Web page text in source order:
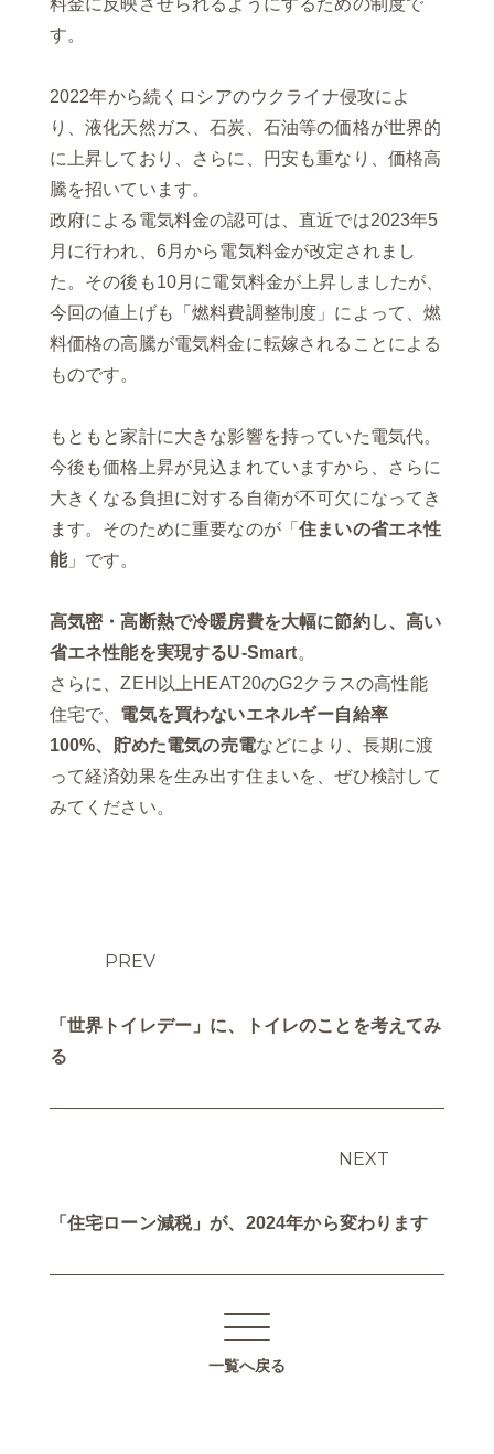
料金に反映させられるようにするための制度で
す。
2022年から続くロシアのウクライナ侵攻によ
り、液化天然ガス、石炭、石油等の価格が世界的
に上昇しており、さらに、円安も重なり、価格高
騰を招いています。
政府による電気料金の認可は、直近では2023年5
月に行われ、6月から電気料金が改定されまし
た。その後も10月に電気料金が上昇しましたが、
今回の値上げも「燃料費調整制度」によって、燃
料価格の高騰が電気料金に転嫁されることによる
ものです。
もともと家計に大きな影響を持っていた電気代。
今後も価格上昇が見込まれていますから、さらに
大きくなる負担に対する自衛が不可欠になってき
ます。そのために重要なのが「住まいの省エネ性
能」です。
高気密・高断熱で冷暖房費を大幅に節約し、高い
省エネ性能を実現するU-Smart。
さらに、ZEH以上HEAT20のG2クラスの高性能
住宅で、 電気を買わないエネルギー自給率
100%、貯めた電気の売電などにより、長期に渡
って経済効果を生み出す住まいを、ぜひ検討して
みてください。
PREV
「世界トイレデー」に、トイレのことを考えてみ
る
NEXT
「住宅ローン減税」が、2024年から変わります
一覧へ戻る